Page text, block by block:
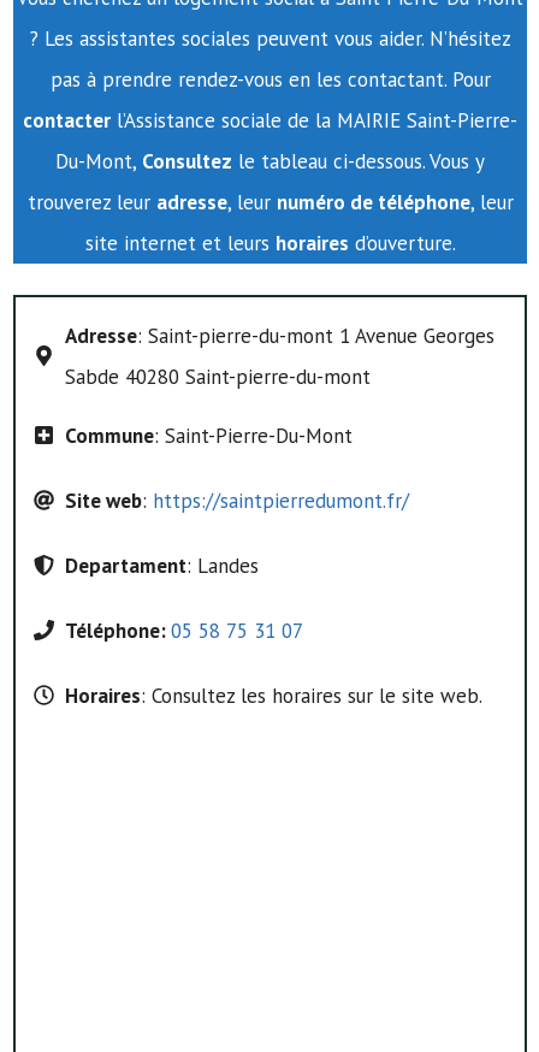
? Les assistantes sociales peuvent vous aider. N’hésitez
pas à prendre rendez-vous en les contactant. Pour
contacter l’Assistance sociale de la MAIRIE Saint-Pierre-
Du-Mont, Consultez le tableau ci-dessous. Vous y
trouverez leur adresse, leur numéro de téléphone, leur
site internet et leurs horaires d’ouverture.
Adresse: Saint-pierre-du-mont 1 Avenue Georges
Sabde 40280 Saint-pierre-du-mont
Commune: Saint-Pierre-Du-Mont
Site web: https://saintpierredumont.fr/
Departament: Landes
Téléphone:05 58 75 31 07
Horaires: Consultez les horaires sur le site web.